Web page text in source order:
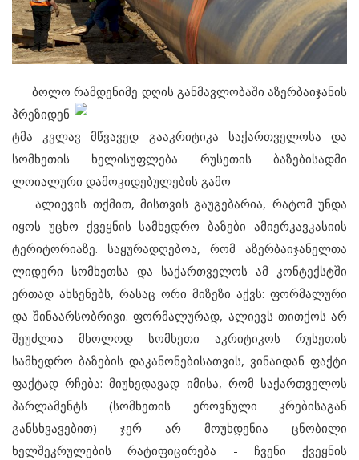
ბოლო რამდენიმე დღის განმავლობაში აზერბაიჯანის
პრეზიდენ
ტმა კვლავ მწვავედ გააკრიტიკა საქართველოსა და
სომხეთის ხელისუფლება რუსეთის ბაზებისადმი
ლოიალური დამოკიდებულების გამო
ალიევის თქმით, მისთვის გაუგებარია, რატომ უნდა
იყოს უცხო ქვეყნის სამხედრო ბაზები ამიერკავკასიის
ტერიტორიაზე. საყურადღებოა, რომ აზერბაიჯანელთა
ლიდერი სომხეთსა და საქართველოს ამ კონტექსტში
ერთად ახსენებს, რასაც ორი მიზეზი აქვს: ფორმალური
და შინაარსობრივი. ფორმალურად, ალიევს თითქოს არ
შეუძლია მხოლოდ სომხეთი აკრიტიკოს რუსეთის
სამხედრო ბაზების დაკანონებისათვის, ვინაიდან ფაქტი
ფაქტად რჩება: მიუხედავად იმისა, რომ საქართველოს
პარლამენტს (სომხეთის ეროვნული კრებისაგან
განსხვავებით) ჯერ არ მოუხდენია ცნობილი
ხელშეკრულების რატიფიცირება - ჩვენი ქვეყნის